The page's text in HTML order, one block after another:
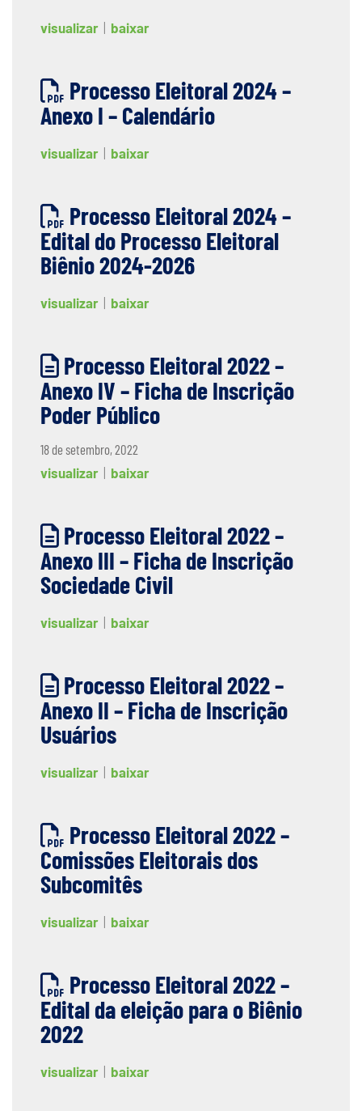
visualizar baixar
Processo Eleitoral 2024 –
Anexo I – Calendário
visualizar baixar
Processo Eleitoral 2024 –
Edital do Processo Eleitoral
Biênio 2024-2026
visualizar baixar
Processo Eleitoral 2022 –
Anexo IV – Ficha de Inscrição
Poder Público
18 de setembro, 2022
visualizar
baixar
Processo Eleitoral 2022 –
Anexo III – Ficha de Inscrição
Sociedade Civil
visualizar baixar
Processo Eleitoral 2022 –
Anexo II – Ficha de Inscrição
Usuários
visualizar baixar
Processo Eleitoral 2022 –
Comissões Eleitorais dos
Subcomitês
visualizar baixar
Processo Eleitoral 2022 –
Edital da eleição para o Biênio
2022
visualizar baixar